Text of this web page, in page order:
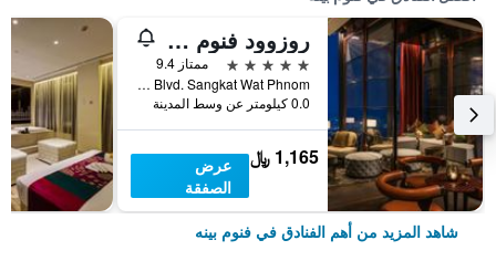
روزوود فنوم بين
5 نجوم
ممتاز 9.4
No. 66 Monivong Blvd. Sangkat Wat Phnom, فنوم بينه, كمبوديا
0.0 كيلومتر عن وسط المدينة
1,165 ﷼
عرض
الصفقة
شاهد المزيد من أهم الفنادق في فنوم بينه